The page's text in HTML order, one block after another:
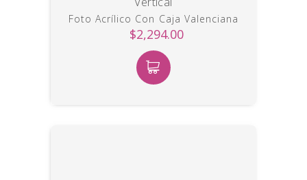
Foto Acrílico Con Caja Valenciana
$2,294.00